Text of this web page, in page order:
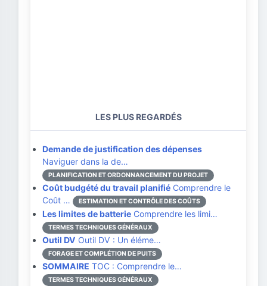
LES PLUS REGARDÉS
Demande de justification des dépenses
Naviguer dans la de…
PLANIFICATION ET ORDONNANCEMENT DU PROJET
Coût budgété du travail planifié Comprendre le
Coût …
ESTIMATION ET CONTRÔLE DES COÛTS
Les limites de batterie Comprendre les limi…
TERMES TECHNIQUES GÉNÉRAUX
Outil DV Outil DV : Un éléme…
FORAGE ET COMPLÉTION DE PUITS
SOMMAIRE TOC : Comprendre le…
TERMES TECHNIQUES GÉNÉRAUX